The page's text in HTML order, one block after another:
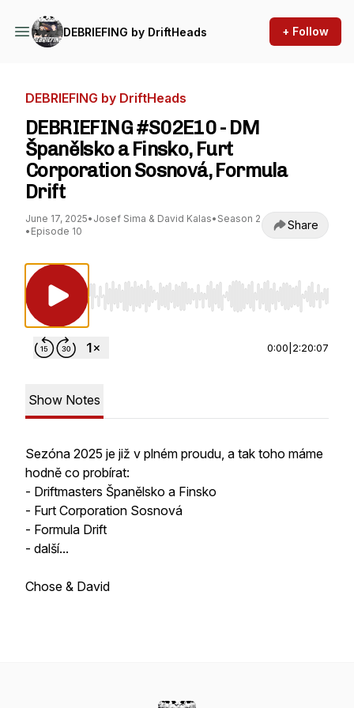
DEBRIEFING by DriftHeads + Follow
DEBRIEFING by DriftHeads
DEBRIEFING #S02E10 - DM
Španělsko a Finsko, Furt
Corporation Sosnová, Formula
Drift
June 17, 2025• Josef Sima & David Kalas• Season 2
• Episode 10 Share
Use Left/Right to seek, Home/End to jump
0:00 2:20:07
Show Notes
Sezóna 2025 je již v plném proudu, a tak toho máme
hodně co probírat:
- Driftmasters Španělsko a Finsko
- Furt Corporation Sosnová
- Formula Drift
- další...
Chose & David